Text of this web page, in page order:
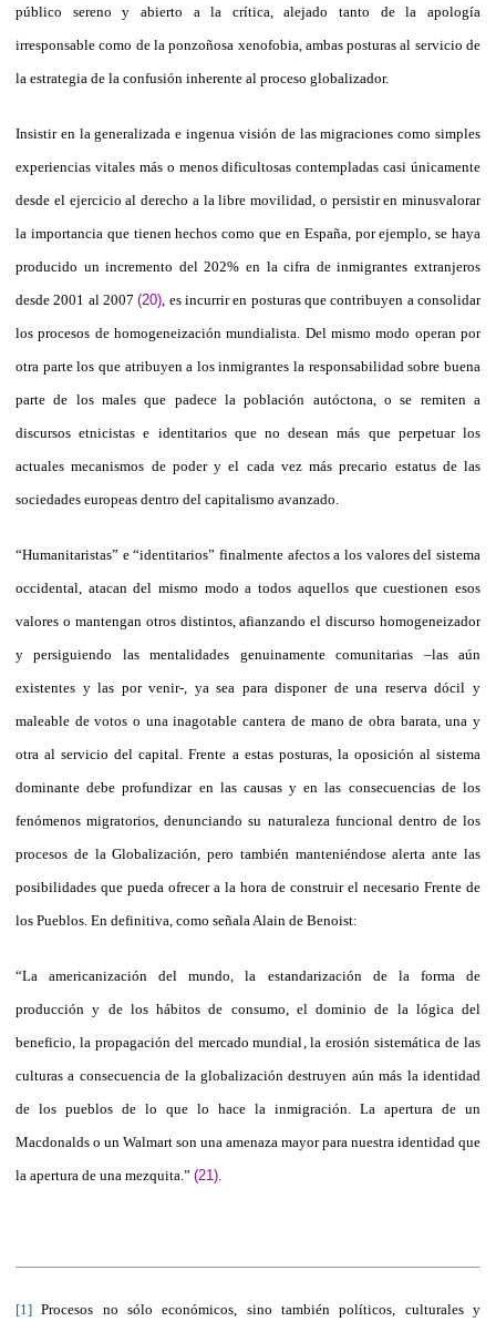
público sereno y abierto a la crítica, alejado tanto de la apología
irresponsable como de la ponzoñosa xenofobia, ambas posturas al servicio de
la estrategia de la confusión inherente al proceso globalizador.
Insistir en la generalizada e ingenua visión de las migraciones como simples
experiencias vitales más o menos dificultosas contempladas casi únicamente
desde el ejercicio al derecho a la libre movilidad, o persistir en minusvalorar
la importancia que tienen hechos como que en España, por ejemplo, se haya
producido un incremento del 202% en la cifra de inmigrantes extranjeros
desde 2001 al 2007(20) , es incurrir en posturas que contribuyen a consolidar
los procesos de homogeneización mundialista. Del mismo modo operan por
otra parte los que atribuyen a los inmigrantes la responsabilidad sobre buena
parte de los males que padece la población autóctona, o se remiten a
discursos etnicistas e identitarios que no desean más que perpetuar los
actuales mecanismos de poder y el cada vez más precario estatus de las
sociedades europeas dentro del capitalismo avanzado.
“Humanitaristas” e “identitarios” finalmente afectos a los valores del sistema
occidental, atacan del mismo modo a todos aquellos que cuestionen esos
valores o mantengan otros distintos, afianzando el discurso homogeneizador
y persiguiendo las mentalidades genuinamente comunitarias –las aún
existentes y las por venir-, ya sea para disponer de una reserva dócil y
maleable de votos o una inagotable cantera de mano de obra barata, una y
otra al servicio del capital. Frente a estas posturas, la oposición al sistema
dominante debe profundizar en las causas y en las consecuencias de los
fenómenos migratorios, denunciando su naturaleza funcional dentro de los
procesos de la Globalización, pero también manteniéndose alerta ante las
posibilidades que pueda ofrecer a la hora de construir el necesario Frente de
los Pueblos. En definitiva, como señala Alain de Benoist:
“La ameri­ca­nización del mundo, la estandarización de la forma de
producción y de los hábi­tos de consumo, el dominio de la lógica del
beneficio, la propagación del mercado mundial, la erosión sistemática de las
culturas a con­se­cuen­cia de la globalización destruyen aún más la identidad
de los pueblos de lo que lo hace la inmigración. La apertura de un
Macdonalds o un Walmart son una ame­na­za mayor para nuestra identidad que
la apertura de una mezquita.” (21)
[1] Procesos no sólo económicos, sino también políticos, culturales y